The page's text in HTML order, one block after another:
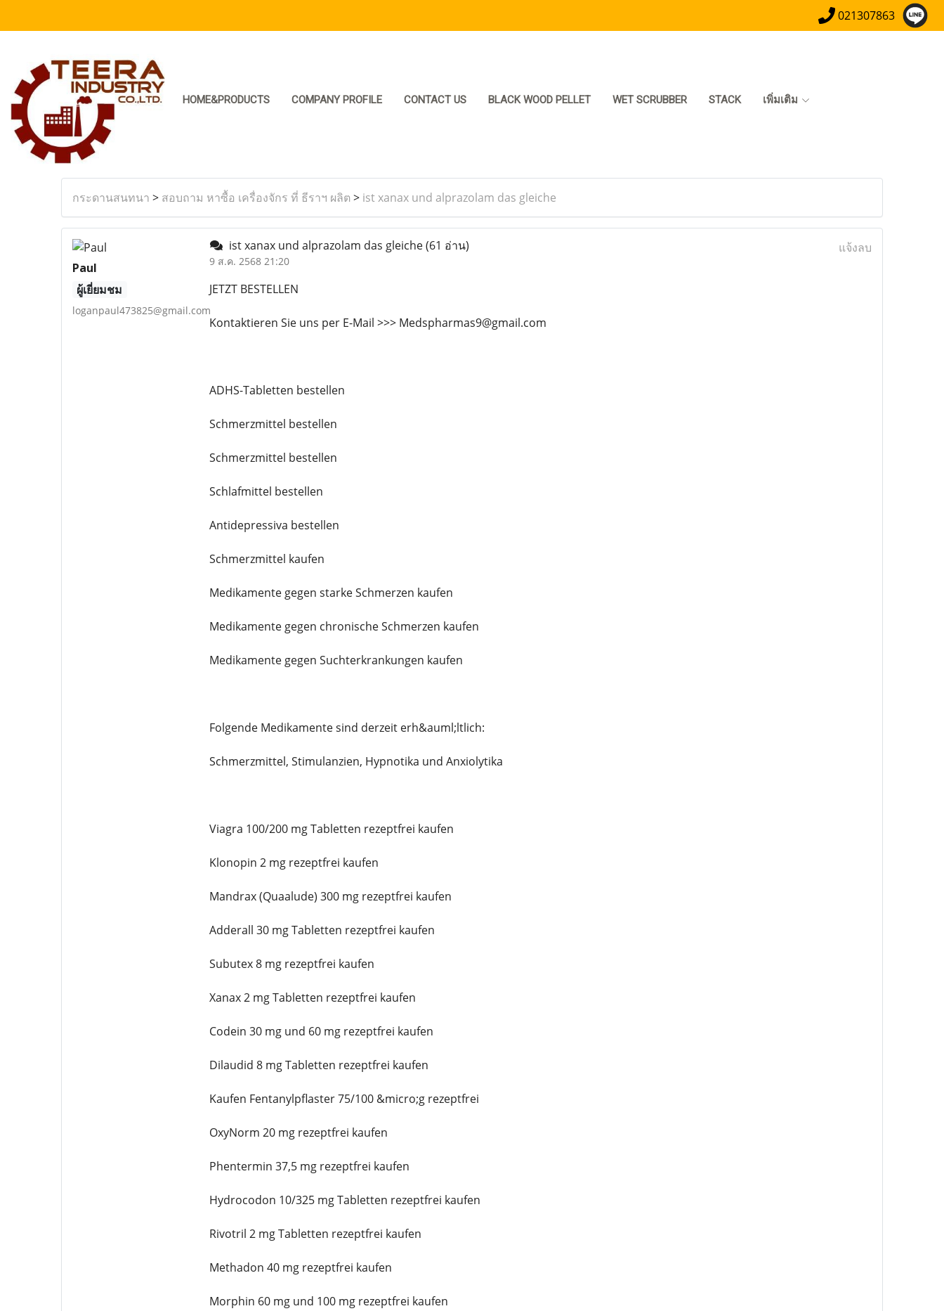
021307863
HOME&PRODUCTS COMPANY PROFILE CONTACT US BLACK WOOD PELLET WET SCRUBBER STACK เพิ่มเติม
กระดานสนทนา > สอบถาม หาซื้อ เครื่องจักร ที่ ธีราฯ ผลิต > ist xanax und alprazolam das gleiche
Paul
ผู้เยี่ยมชม
loganpaul473825@gmail.com
ist xanax und alprazolam das gleiche(61 อ่าน)
9 ส.ค. 2568 21:20
แจ้งลบ
JETZT BESTELLEN
Kontaktieren Sie uns per E-Mail >>> Medspharmas9@gmail.com
ADHS-Tabletten bestellen
Schmerzmittel bestellen
Schmerzmittel bestellen
Schlafmittel bestellen
Antidepressiva bestellen
Schmerzmittel kaufen
Medikamente gegen starke Schmerzen kaufen
Medikamente gegen chronische Schmerzen kaufen
Medikamente gegen Suchterkrankungen kaufen
Folgende Medikamente sind derzeit erh&auml;ltlich:
Schmerzmittel, Stimulanzien, Hypnotika und Anxiolytika
Viagra 100/200 mg Tabletten rezeptfrei kaufen
Klonopin 2 mg rezeptfrei kaufen
Mandrax (Quaalude) 300 mg rezeptfrei kaufen
Adderall 30 mg Tabletten rezeptfrei kaufen
Subutex 8 mg rezeptfrei kaufen
Xanax 2 mg Tabletten rezeptfrei kaufen
Codein 30 mg und 60 mg rezeptfrei kaufen
Dilaudid 8 mg Tabletten rezeptfrei kaufen
Kaufen Fentanylpflaster 75/100 &micro;g rezeptfrei
OxyNorm 20 mg rezeptfrei kaufen
Phentermin 37,5 mg rezeptfrei kaufen
Hydrocodon 10/325 mg Tabletten rezeptfrei kaufen
Rivotril 2 mg Tabletten rezeptfrei kaufen
Methadon 40 mg rezeptfrei kaufen
Morphin 60 mg und 100 mg rezeptfrei kaufen